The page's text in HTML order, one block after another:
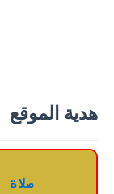
هدية الموقع